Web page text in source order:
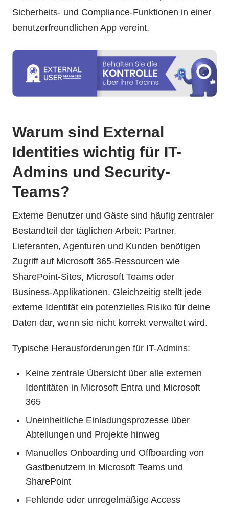
Sicherheits- und Compliance-Funktionen in einer
benutzerfreundlichen App vereint.
Warum sind External
Identities wichtig für IT-
Admins und Security-
Teams?
Externe Benutzer und Gäste sind häufig zentraler
Bestandteil der täglichen Arbeit: Partner,
Lieferanten, Agenturen und Kunden benötigen
Zugriff auf Microsoft 365-Ressourcen wie
SharePoint-Sites, Microsoft Teams oder
Business-Applikationen. Gleichzeitig stellt jede
externe Identität ein potenzielles Risiko für deine
Daten dar, wenn sie nicht korrekt verwaltet wird.
Typische Herausforderungen für IT-Admins:
Keine zentrale Übersicht über alle externen
Identitäten in Microsoft Entra und Microsoft
365
Uneinheitliche Einladungsprozesse über
Abteilungen und Projekte hinweg
Manuelles Onboarding und Offboarding von
Gastbenutzern in Microsoft Teams und
SharePoint
Fehlende oder unregelmäßige Access